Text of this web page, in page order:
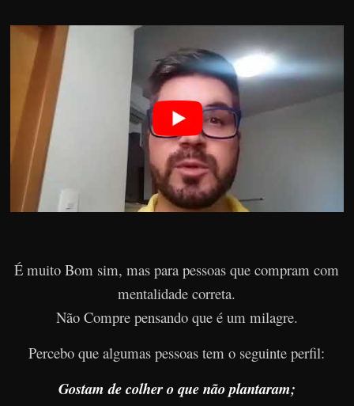
É muito Bom sim, mas para pessoas que compram com
mentalidade correta.
Não Compre pensando que é um milagre.
Percebo que algumas pessoas tem o seguinte perfil:
Gostam de colher o que não plantaram;